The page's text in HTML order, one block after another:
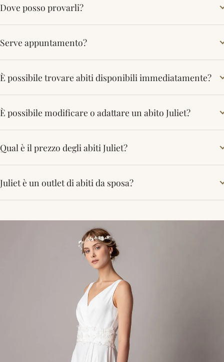
Dove posso provarli?
Serve appuntamento?
È possibile trovare abiti disponibili immediatamente?
È possibile modificare o adattare un abito Juliet?
Qual è il prezzo degli abiti Juliet?
Juliet è un outlet di abiti da sposa?